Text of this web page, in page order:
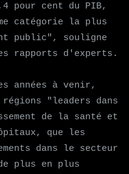
pour cent du PIB,
catégorie la plus
public", souligne
rapports d'experts.
années à venir,
"leaders dans
de la santé et
que les
dans le secteur
plus en plus